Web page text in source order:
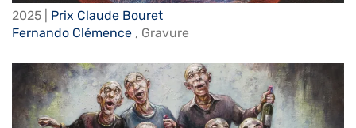
2025 | Prix Claude Bouret
Fernando Clémence , Gravure